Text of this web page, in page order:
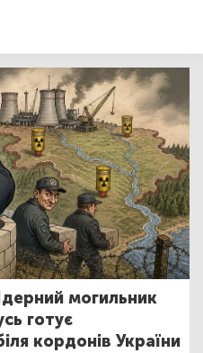
могильник
готує
кордонів України